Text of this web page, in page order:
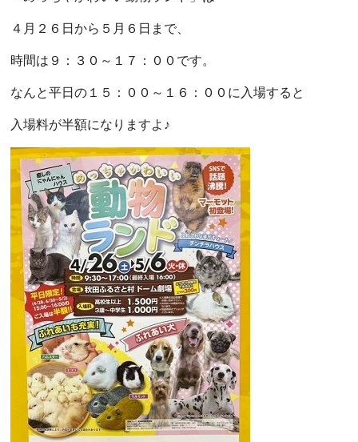
４月２６日から５月６日まで、
時間は９：３０～１７：００です。
なんと平日の１５：００～１６：００に入場すると
入場料が半額になりますよ♪